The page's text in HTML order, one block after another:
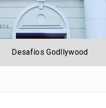
Desafíos Godllywood